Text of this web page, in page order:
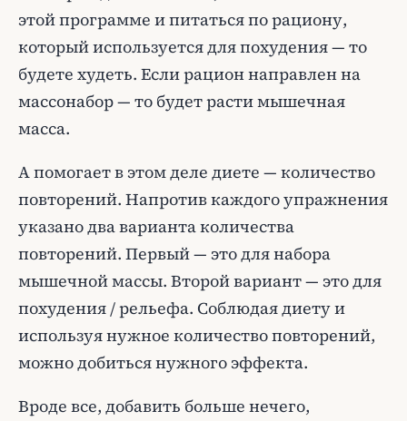
этой программе и питаться по рациону,
который используется для похудения — то
будете худеть. Если рацион направлен на
массонабор — то будет расти мышечная
масса.
А помогает в этом деле диете — количество
повторений. Напротив каждого упражнения
указано два варианта количества
повторений. Первый — это для набора
мышечной массы. Второй вариант — это для
похудения / рельефа. Соблюдая диету и
используя нужное количество повторений,
можно добиться нужного эффекта.
Вроде все, добавить больше нечего,